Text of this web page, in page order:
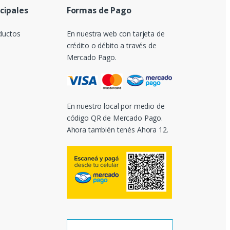
Formas de Pago
En nuestra web con tarjeta de
crédito o débito a través de
Mercado Pago.
En nuestro local por medio de
código QR de Mercado Pago.
Ahora también tenés Ahora 12.